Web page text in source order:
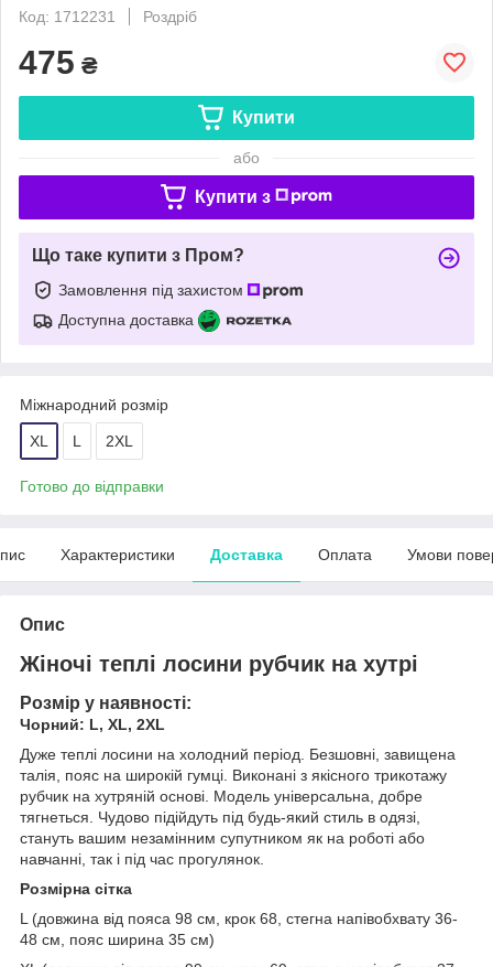
Код: 1712231
Роздріб
475 ₴
Купити
або
Купити з
Що таке купити з Пром?
Замовлення під захистом
Доступна доставка
Міжнародний розмір
XL L 2XL
Готово до відправки
Характеристики Доставка Оплата Умови
Опис
Жіночі теплі лосини рубчик на хутрі
Розмір у наявності:
Чорний: L, XL, 2XL
Дуже теплі лосини на холодний період. Безшовні, завищена
талія, пояс на широкій гумці. Виконані з якісного трикотажу
рубчик на хутряній основі. Модель універсальна, добре
тягнеться. Чудово підійдуть під будь-який стиль в одязі,
стануть вашим незамінним супутником як на роботі або
навчанні, так і під час прогулянок.
Розмірна сітка
L (довжина від пояса 98 см, крок 68, стегна напівобхвату 36-
48 см, пояс ширина 35 см)